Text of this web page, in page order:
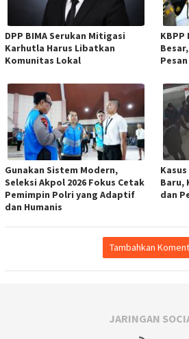
DPP BIMA Serukan Mitigasi
Karhutla Harus Libatkan
Komunitas Lokal
Gunakan Sistem Modern,
Seleksi Akpol 2026 Fokus Cetak
Pemimpin Polri yang Adaptif
dan Humanis
Baru,
dan
Tambahkan
JARINGAN